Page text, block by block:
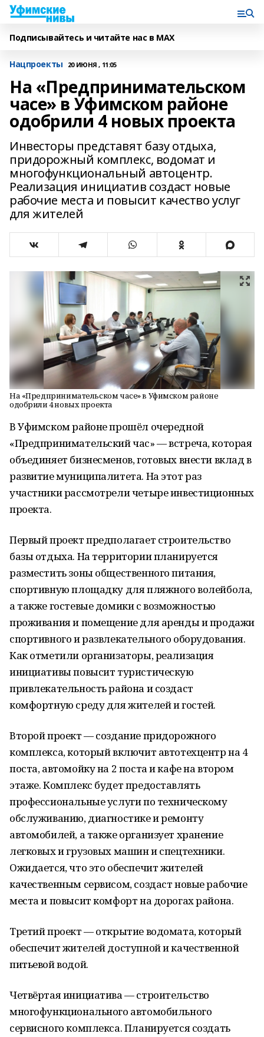
Подписывайтесь и читайте нас в MAX
Нацпроекты 20 ИЮНЯ , 11:05
На «Предпринимательском
часе» в Уфимском районе
одобрили 4 новых проекта
Инвесторы представят базу отдыха,
придорожный комплекс, водомат и
многофункциональный автоцентр.
Реализация инициатив создаст новые
рабочие места и повысит качество услуг
для жителей
На «Предпринимательском часе» в Уфимском районе
одобрили 4 новых проекта
В Уфимском районе прошёл очередной
«Предпринимательский час» — встреча, которая
объединяет бизнесменов, готовых внести вклад в
развитие муниципалитета. На этот раз
участники рассмотрели четыре инвестиционных
проекта.
Первый проект предполагает строительство
базы отдыха. На территории планируется
разместить зоны общественного питания,
спортивную площадку для пляжного волейбола,
а также гостевые домики с возможностью
проживания и помещение для аренды и продажи
спортивного и развлекательного оборудования.
Как отметили организаторы, реализация
инициативы повысит туристическую
привлекательность района и создаст
комфортную среду для жителей и гостей.
Второй проект — создание придорожного
комплекса, который включит автотехцентр на 4
поста, автомойку на 2 поста и кафе на втором
этаже. Комплекс будет предоставлять
профессиональные услуги по техническому
обслуживанию, диагностике и ремонту
автомобилей, а также организует хранение
легковых и грузовых машин и спецтехники.
Ожидается, что это обеспечит жителей
качественным сервисом, создаст новые рабочие
места и повысит комфорт на дорогах района.
Третий проект — открытие водомата, который
обеспечит жителей доступной и качественной
питьевой водой.
Четвёртая инициатива — строительство
многофункционального автомобильного
сервисного комплекса. Планируется создать